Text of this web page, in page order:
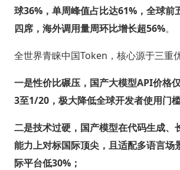
球36%，单周峰值占比达61%，全球前
四席，海外调用量周环比增长超56%。
全世界青睐中国Token，核心源于三重
一是性价比碾压，国产大模型API价格
3至1/20，极大降低全球开发者使用门槛
二是技术过硬，国产模型在代码生成、
能力上对标国际顶尖，且适配多语言场
际平台低30%；